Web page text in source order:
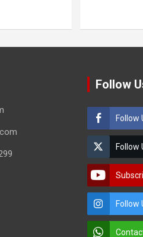
Follow
Follow
Follow
Follow